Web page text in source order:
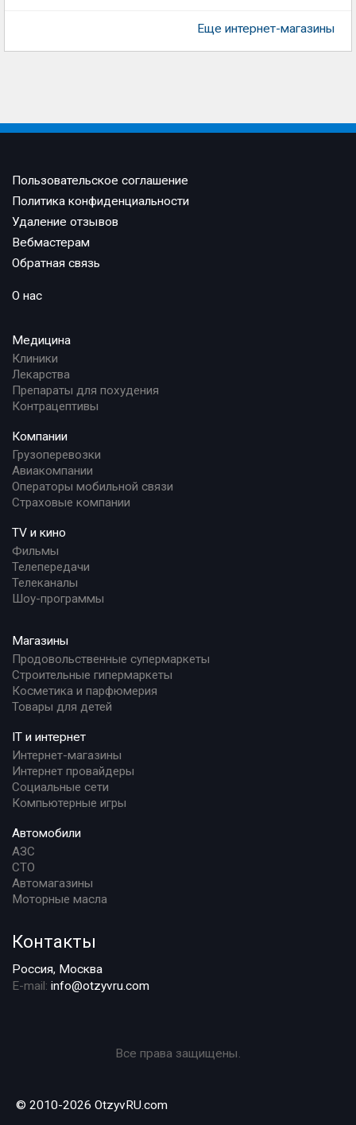
Еще интернет-магазины
Пользовательское соглашение
Политика конфиденциальности
Удаление отзывов
Вебмастерам
Обратная связь
О нас
Медицина
Клиники
Лекарства
Препараты для похудения
Контрацептивы
Компании
Грузоперевозки
Авиакомпании
Операторы мобильной связи
Страховые компании
TV и кино
Фильмы
Телепередачи
Телеканалы
Шоу-программы
Магазины
Продовольственные супермаркеты
Строительные гипермаркеты
Косметика и парфюмерия
Товары для детей
IT и интернет
Интернет-магазины
Интернет провайдеры
Социальные сети
Компьютерные игры
Автомобили
АЗС
СТО
Автомагазины
Моторные масла
Контакты
Россия, Москва
E-mail: info@otzyvru.com
Все права защищены.
© 2010-2026 OtzyvRU.com